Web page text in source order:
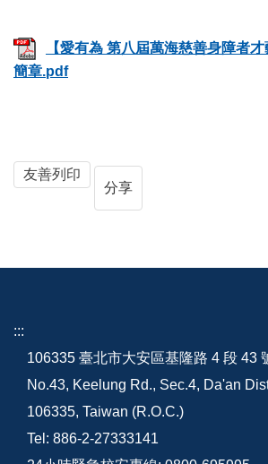
【愛有為 第八屆萬海慈善身障者
簡章.pdf
友善列印
分享
:::
106335 臺北市大安區基隆路 4 段 43
No.43, Keelung Rd., Sec.4, Da'an
106335, Taiwan (R.O.C.)
Tel: 886-2-27333141